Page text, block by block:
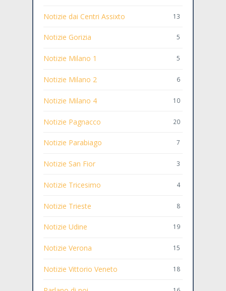
Notizie dai Centri Assixto 13
Notizie Gorizia 5
Notizie Milano 1 5
Notizie Milano 2 6
Notizie Milano 4 10
Notizie Pagnacco 20
Notizie Parabiago 7
Notizie San Fior 3
Notizie Tricesimo 4
Notizie Trieste 8
Notizie Udine 19
Notizie Verona 15
Notizie Vittorio Veneto 18